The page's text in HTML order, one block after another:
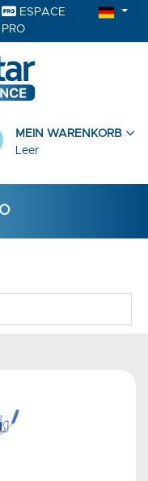
ESPACE
PRO
MEIN WARENKORB
Leer